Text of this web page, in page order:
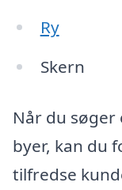
Ry
Skern
Når du
byer, kan du
tilfredse